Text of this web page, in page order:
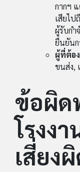
กากฯ
เสียไ
ผู้รับกำ
ยืนยันก
ผู้ที่ต้อ
ขนส่ง,
ข้อผิด
โรงง
เสี่ยง